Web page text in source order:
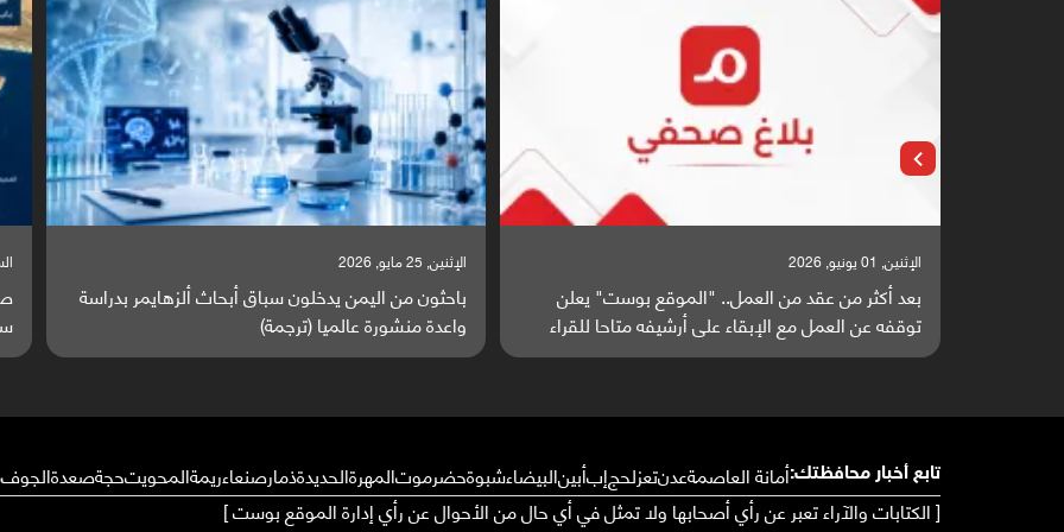
الإثنين, 25 مايو, 2026
باحثون من اليمن يدخلون سباق أبحاث ألزهايمر بدراسة
واعدة منشورة عالميا (ترجمة)
السبت, 23 مايو, 2026
صراع دولي يتصاعد قرب اليمن والبحر الأحمر يتحول إلى
ساحة مواجهة عالمية (ترجمة)
تابع أخبار محافظتك:أمانة العاصمةعدنتعزلحجإبأبينالبيضاءشبوةحضرموتالمهرةالحديدةذمارصنعاءريمةالمحويتحجةصعدةالجوف
[ الكتابات والآراء تعبر عن رأي أصحابها ولا تمثل في أي حال من الأحوال عن رأي إدارة الموقع بوست ]